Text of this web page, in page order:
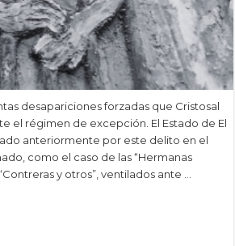
desapariciones forzadas que Cristosal
el régimen de excepción. El Estado de El
anteriormente por este delito en el
como el caso de las “Hermanas
y otros”, ventilados ante …